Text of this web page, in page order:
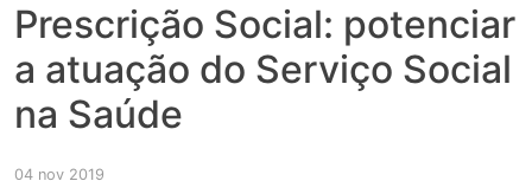
Prescrição Social: potenciar
a atuação do Serviço Social
na Saúde
04 nov 2019